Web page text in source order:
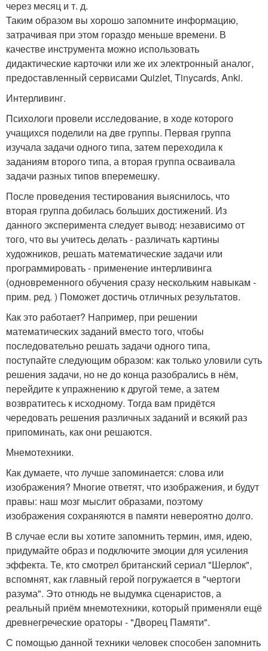
через месяц и т. д.
Таким образом вы хорошо запомните информацию,
затрачивая при этом гораздо меньше времени. В
качестве инструмента можно использовать
дидактические карточки или же их электронный аналог,
предоставленный сервисами Quizlet, Tinycards, Anki.
Интерливинг.
Психологи провели исследование, в ходе которого
учащихся поделили на две группы. Первая группа
изучала задачи одного типа, затем переходила к
заданиям второго типа, а вторая группа осваивала
задачи разных типов вперемешку.
После проведения тестирования выяснилось, что
вторая группа добилась больших достижений. Из
данного эксперимента следует вывод: независимо от
того, что вы учитесь делать - различать картины
художников, решать математические задачи или
программировать - применение интерливинга
(одновременного обучения сразу нескольким навыкам -
прим. ред. ) Поможет достичь отличных результатов.
Как это работает? Например, при решении
математических заданий вместо того, чтобы
последовательно решать задачи одного типа,
поступайте следующим образом: как только уловили суть
решения задачи, но не до конца разобрались в нём,
перейдите к упражнению к другой теме, а затем
возвратитесь к исходному. Тогда вам придётся
чередовать решения различных заданий и всякий раз
припоминать, как они решаются.
Мнемотехники.
Как думаете, что лучше запоминается: слова или
изображения? Многие ответят, что изображения, и будут
правы: наш мозг мыслит образами, поэтому
изображения сохраняются в памяти невероятно долго.
В случае если вы хотите запомнить термин, имя, идею,
придумайте образ и подключите эмоции для усиления
эффекта. Те, кто смотрел британский сериал "Шерлок",
вспомнят, как главный герой погружается в "чертоги
разума". Это отнюдь не выдумка сценаристов, а
реальный приём мнемотехники, который применяли ещё
древнегреческие ораторы - "Дворец Памяти".
С помощью данной техники человек способен запомнить